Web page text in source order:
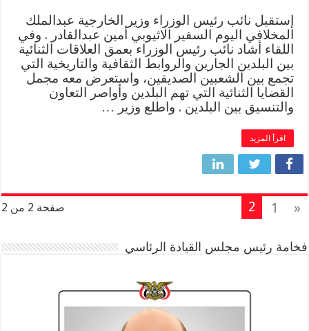
إستقبل نائب رئيس الوزراء وزير الخارجية عبدالملك
المخلافي اليوم السفير الاثيوبي أمين عبدالقادر . وفي
اللقاء أشاد نائب رئيس الوزراء بعمق العلاقات الثنائية
بين البلدين الجارين والروابط الثقافية والتاريخية التي
تجمع بين الشعبين الصديقين، واستعرض معه مجمل
القضايا الثنائية التي تهم البلدين وأواصر التعاون
والتنسيق بين البلدين . واطلع وزير …
اقرأ المزيد
صفحة 2 من 2 «
1
2
فخامة رئيس مجلس القيادة الرئاسي